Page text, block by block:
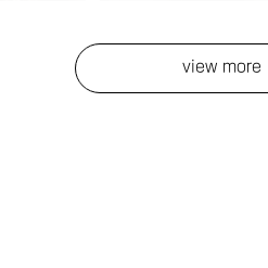
view more